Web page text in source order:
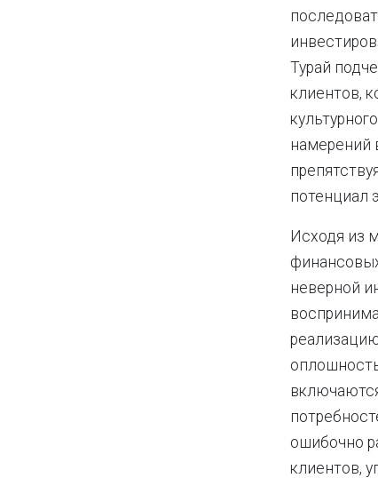
Турай
клиентов,
намерений
потенциал
Исходя из
неверной
ошибочно
клиентов,